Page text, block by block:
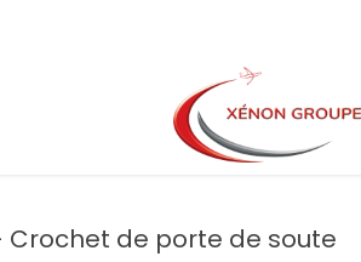
Demande de devis
Crochet de porte de soute